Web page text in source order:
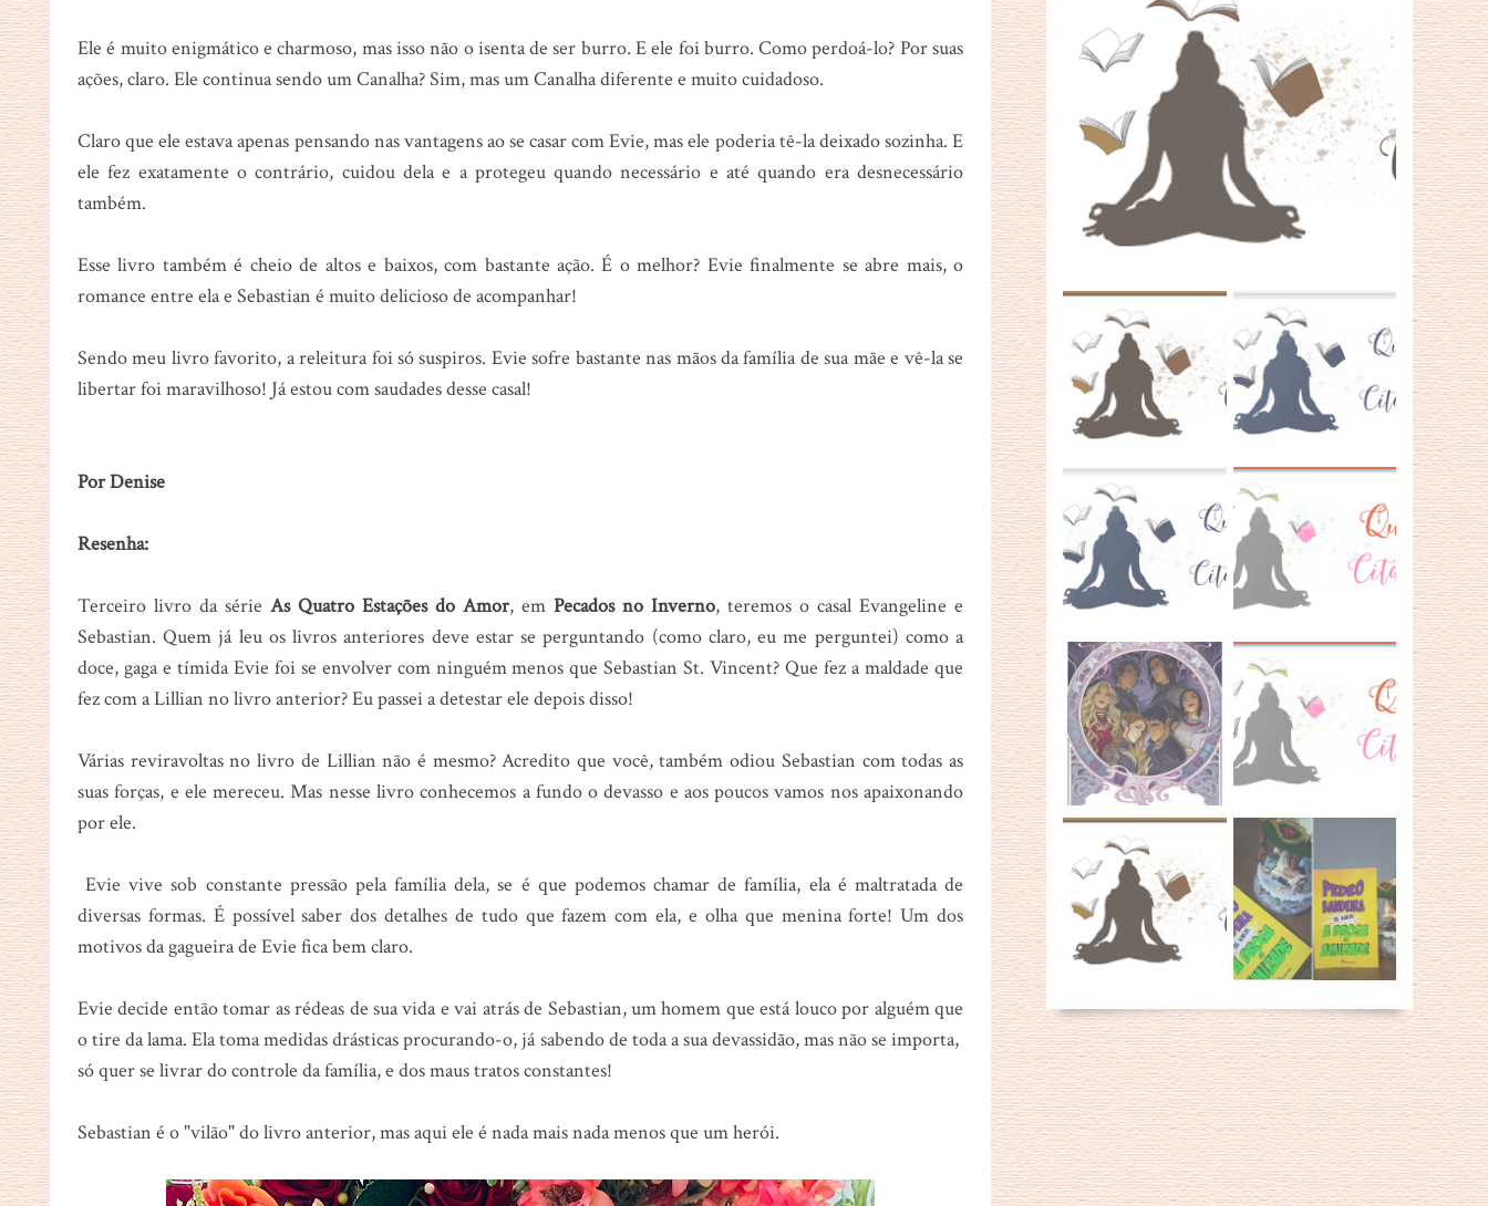
Ele é muito enigmático e charmoso, mas isso não o isenta de ser burro. E ele foi burro. Como perdoá-lo? Por suas
ações, claro. Ele continua sendo um Canalha? Sim, mas um Canalha diferente e muito cuidadoso.
Claro que ele estava apenas pensando nas vantagens ao se casar com Evie, mas ele poderia tê-la deixado sozinha. E
ele fez exatamente o contrário, cuidou dela e a protegeu quando necessário e até quando era desnecessário
também.
Esse livro também é cheio de altos e baixos, com bastante ação. É o melhor? Evie finalmente se abre mais, o
romance entre ela e Sebastian é muito delicioso de acompanhar!
Sendo meu livro favorito, a releitura foi só suspiros. Evie sofre bastante nas mãos da família de sua mãe e vê-la se
libertar foi maravilhoso! Já estou com saudades desse casal!
Por Denise
Resenha:
Terceiro livro da sérieAs Quatro Estações do Amor, emPecados no Inverno, teremos o casal Evangeline e
Sebastian. Quem já leu os livros anteriores deve estar se perguntando (como claro, eu me perguntei) como a
doce, gaga e tímida Evie foi se envolver com ninguém menos que Sebastian St. Vincent? Que fez a maldade que
fez com a Lillian no livro anterior? Eu passei a detestar ele depois disso!
Várias reviravoltas no livro de Lillian não é mesmo? Acredito que você, também odiou Sebastian com todas as
suas forças, e ele mereceu. Mas nesse livro conhecemos a fundo o devasso e aos poucos vamos nos apaixonando
por ele.
Evie vive sob constante pressão pela família dela, se é que podemos chamar de família, ela é maltratada de
diversas formas. É possível saber dos detalhes de tudo que fazem com ela, e olha que menina forte! Um dos
motivos da gagueira de Evie fica bem claro.
Evie decide então tomar as rédeas de sua vida e vai atrás de Sebastian, um homem que está louco por alguém que
o tire da lama. Ela toma medidas drásticas procurando-o, já sabendo de toda a sua devassidão, mas não se importa,
só quer se livrar do controle da família, e dos maus tratos constantes!
Sebastian é o "vilão" do livro anterior, mas aqui ele é nada mais nada menos que um herói.